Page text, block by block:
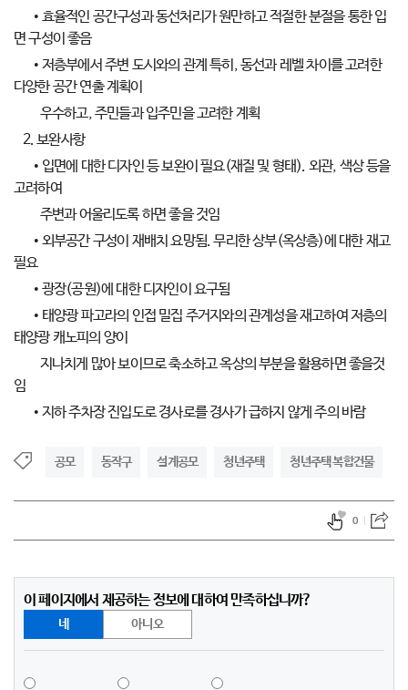
• 효율적인 공간구성과 동선처리가 원만하고 적절한 분절을 통한 입
면 구성이 좋음
• 저층부에서 주변 도시와의 관계 특히, 동선과 레벨 차이를 고려한
다양한 공간 연출 계획이
우수하고, 주민들과 입주민을 고려한 계획
2. 보완사항
• 입면에 대한 디자인 등 보완이 필요(재질 및 형태). 외관, 색상 등을
고려하여
주변과 어울리도록 하면 좋을 것임
• 외부공간 구성이 재배치 요망됨. 무리한 상부(옥상층)에 대한 재고
필요
• 광장(공원)에 대한 디자인이 요구됨
• 태양광 파고라의 인접 밀집 주거지와의 관계성을 재고하여 저층의
태양광 캐노피의 양이
지나치게 많아 보이므로 축소하고 옥상의 부분을 활용하면 좋을것
임
• 지하 주차장 진입도로 경사로를 경사가 급하지 않게 주의 바람
공모 동작구 설계공모 청년주택 청년주택 복합건물
0
이 페이지에서 제공하는 정보에 대하여 만족하십니까?
네 아니오